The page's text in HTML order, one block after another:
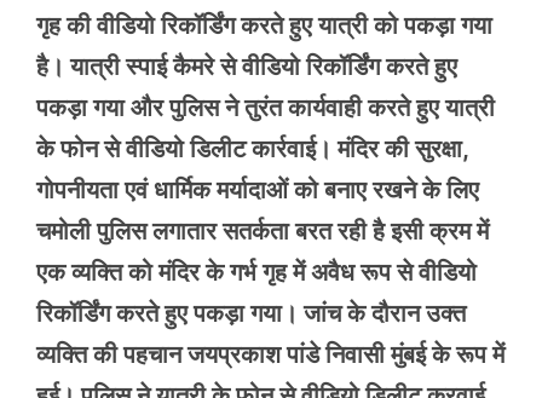
गृह की वीडियो रिकॉर्डिंग करते हुए यात्री को पकड़ा गया
है। यात्री स्पाई कैमरे से वीडियो रिकॉर्डिंग करते हुए
पकड़ा गया और पुलिस ने तुरंत कार्यवाही करते हुए यात्री
के फोन से वीडियो डिलीट कार्रवाई। मंदिर की सुरक्षा,
गोपनीयता एवं धार्मिक मर्यादाओं को बनाए रखने के लिए
चमोली पुलिस लगातार सतर्कता बरत रही है इसी क्रम में
एक व्यक्ति को मंदिर के गर्भ गृह में अवैध रूप से वीडियो
रिकॉर्डिंग करते हुए पकड़ा गया। जांच के दौरान उक्त
व्यक्ति की पहचान जयप्रकाश पांडे निवासी मुंबई के रूप में